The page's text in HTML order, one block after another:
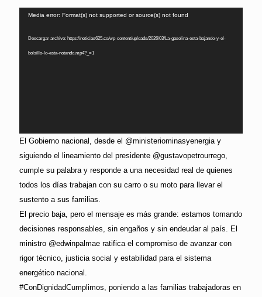
Reproductor
Media error: Format(s) not supported or source(s) not found
Descargar archivo: https://noticias625.co/wp-content/uploads/2026/03/La-gasolina-esta-bajando-y-el-
bolsillo-lo-esta-notando.mp4?_=1
El Gobierno nacional, desde el @ministeriominasyenergia y
siguiendo el lineamiento del presidente @gustavopetrourrego,
cumple su palabra y responde a una necesidad real de quienes
todos los días trabajan con su carro o su moto para llevar el
sustento a sus familias.
El precio baja, pero el mensaje es más grande: estamos tomando
decisiones responsables, sin engaños y sin endeudar al país. El
ministro @edwinpalmae ratifica el compromiso de avanzar con
rigor técnico, justicia social y estabilidad para el sistema
energético nacional.
#ConDignidadCumplimos, poniendo a las familias trabajadoras en